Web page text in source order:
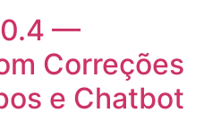
—
Correções
e Chatbot